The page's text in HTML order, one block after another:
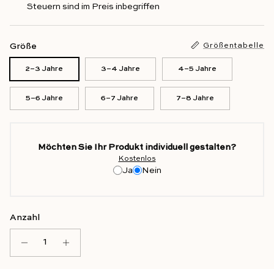
Steuern sind im Preis inbegriffen
Größe Größentabelle
2–3 Jahre 3–4 Jahre 4–5 Jahre
5–6 Jahre 6–7 Jahre 7–8 Jahre
Möchten Sie Ihr Produkt individuell gestalten?
Kostenlos
Ja Nein
Anzahl